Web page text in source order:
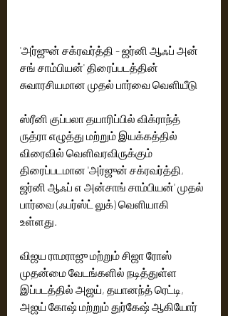
'அர்ஜுன் சக்ரவர்த்தி - ஜர்னி ஆஃப் அன்
சங் சாம்பியன்' திரைப்படத்தின்
சுவாரசியமான முதல் பார்வை வெளியீடு
ஸ்ரீனி குப்பலா தயாரிப்பில் விக்ராந்த்
ருத்ரா எழுத்து மற்றும் இயக்கத்தில்
விரைவில் வெளிவரவிருக்கும்
திரைப்படமான 'அர்ஜுன் சக்ரவர்த்தி,
ஜர்னி ஆஃப் எ அன்சாங் சாம்பியன்' முதல்
பார்வை (ஃபர்ஸ்ட் லுக்) வெளியாகி
உள்ளது.
விஜய ராமராஜு மற்றும் சிஜா ரோஸ்
முதன்மை வேடங்களில் நடித்துள்ள
இப்படத்தில் அஜய், தயானந்த் ரெட்டி,
அஜய் கோஷ் மற்றும் துர்கேஷ் ஆகியோர்